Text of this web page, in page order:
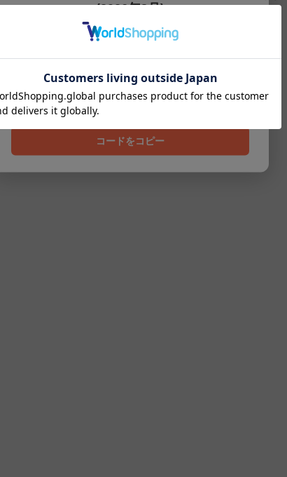
(2026年8月)
【200円OFFクーポン】3500円以上お買上げでご利用可能
です!! 8月1日～8月31日まで
202608
コードをコピー